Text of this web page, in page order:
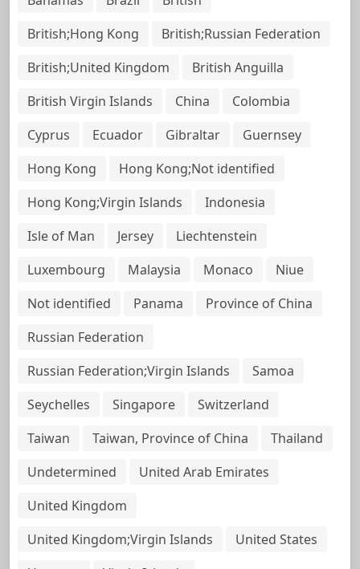
British;Hong Kong
British;Russian Federation
British;United Kingdom
British Anguilla
British Virgin Islands
China
Colombia
Cyprus
Ecuador Gibraltar
Guernsey
Hong Kong
Hong Kong;Not identified
Hong Kong;Virgin Islands
Indonesia
Isle of Man
Jersey
Liechtenstein
Luxembourg
Malaysia Monaco
Niue
Not identified
Panama
Province of China
Russian Federation
Russian Federation;Virgin Islands
Samoa
Seychelles
Singapore
Switzerland
Taiwan
Taiwan, Province of China
Thailand
Undetermined
United Arab Emirates
United Kingdom
United Kingdom;Virgin Islands
United States